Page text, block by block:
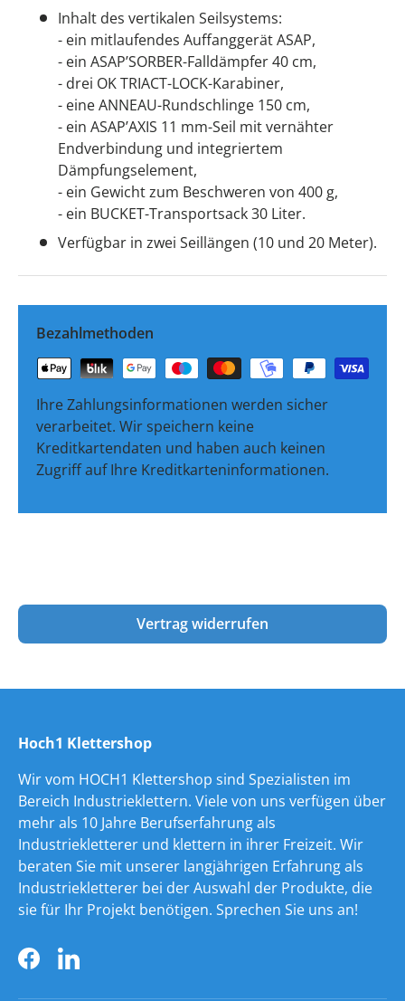
Inhalt des vertikalen Seilsystems:
- ein mitlaufendes Auffanggerät ASAP,
- ein ASAP’SORBER-Falldämpfer 40 cm,
- drei OK TRIACT-LOCK-Karabiner,
- eine ANNEAU-Rundschlinge 150 cm,
- ein ASAP’AXIS 11 mm-Seil mit vernähter
Endverbindung und integriertem
Dämpfungselement,
- ein Gewicht zum Beschweren von 400 g,
- ein BUCKET-Transportsack 30 Liter.
Verfügbar in zwei Seillängen (10 und 20 Meter).
Bezahlmethoden
Ihre Zahlungsinformationen werden sicher
verarbeitet. Wir speichern keine
Kreditkartendaten und haben auch keinen
Zugriff auf Ihre Kreditkarteninformationen.
Vertrag widerrufen
Hoch1 Klettershop
Wir vom HOCH1 Klettershop sind Spezialisten im
Bereich Industrieklettern. Viele von uns verfügen über
mehr als 10 Jahre Berufserfahrung als
Industriekletterer und klettern in ihrer Freizeit. Wir
beraten Sie mit unserer langjährigen Erfahrung als
Industriekletterer bei der Auswahl der Produkte, die
sie für Ihr Projekt benötigen. Sprechen Sie uns an!
FacebookLinkedIn